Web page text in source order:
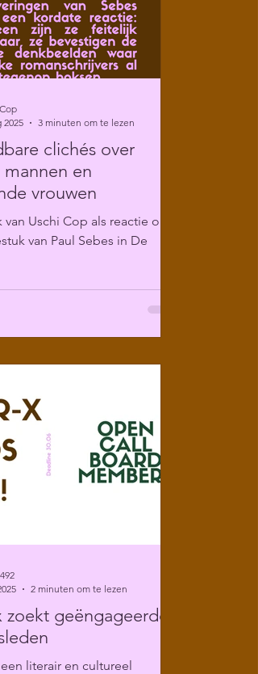
clichés over
en
vrouwen
Uschi Cop als reactie op
van Paul Sebes in De
2025
3 minuten om te lezen
zoekt geëngageerde
literair en cultureel
2 minuten om te lezen